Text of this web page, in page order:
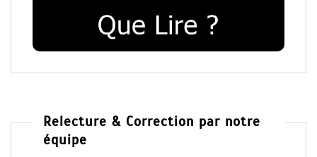
Relecture & Correction par notre
équipe